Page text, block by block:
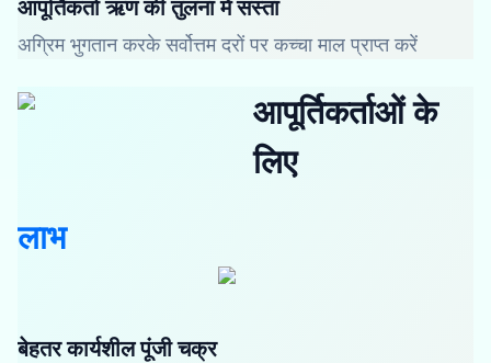
आपूर्तिकर्ता ऋण की तुलना में सस्ता
अग्रिम भुगतान करके सर्वोत्तम दरों पर कच्चा माल प्राप्त करें
आपूर्तिकर्ताओं के
लिए
लाभ
बेहतर कार्यशील पूंजी चक्र